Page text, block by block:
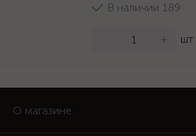
В наличии 189
+ шт
О магазине